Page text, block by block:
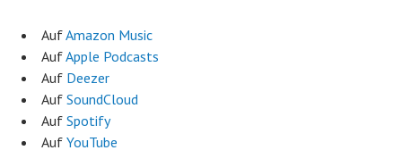
AufAmazon Music
AufApple Podcasts
Auf Deezer
Auf SoundCloud
Auf Spotify
Auf YouTube